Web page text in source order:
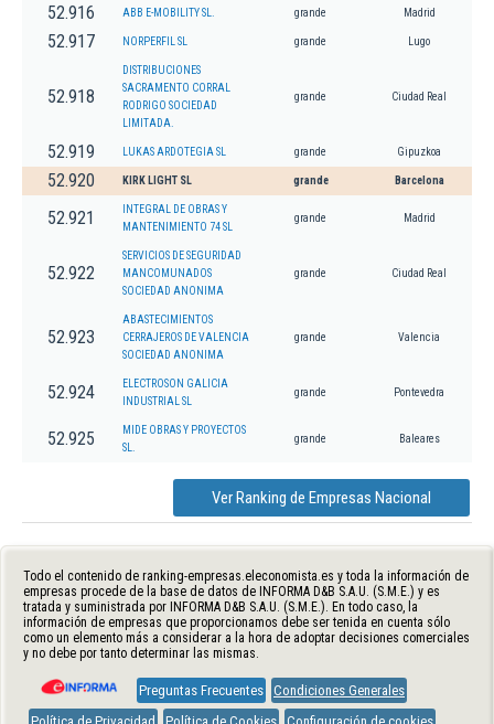
52.916 ABB E-MOBILITY SL. grande Madrid
52.917 NORPERFIL SL grande Lugo
52.918
DISTRIBUCIONES
SACRAMENTO CORRAL
RODRIGO SOCIEDAD
LIMITADA.
grande Ciudad Real
52.919 LUKAS ARDOTEGIA SL grande Gipuzkoa
52.920 KIRK LIGHT SL grande Barcelona
52.921
INTEGRAL DE OBRAS Y
MANTENIMIENTO 74 SL
grande Madrid
52.922
SERVICIOS DE SEGURIDAD
MANCOMUNADOS
SOCIEDAD ANONIMA
grande Ciudad Real
52.923
ABASTECIMIENTOS
CERRAJEROS DE VALENCIA
SOCIEDAD ANONIMA
grande Valencia
52.924
ELECTROSON GALICIA
INDUSTRIAL SL
grande Pontevedra
52.925
MIDE OBRAS Y PROYECTOS
SL.
grande Baleares
Ver Ranking de Empresas Nacional
Todo el contenido de ranking-empresas.eleconomista.es y toda la información de
empresas procede de la base de datos de INFORMA D&B S.A.U. (S.M.E.) y es
tratada y suministrada por INFORMA D&B S.A.U. (S.M.E.). En todo caso, la
información de empresas que proporcionamos debe ser tenida en cuenta sólo
como un elemento más a considerar a la hora de adoptar decisiones comerciales
y no debe por tanto determinar las mismas.
Preguntas Frecuentes Condiciones Generales